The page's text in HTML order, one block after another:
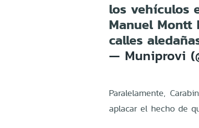
los vehículos
Manuel
calles
— Muniprovi
Paralelamente,
aplacar el hecho de